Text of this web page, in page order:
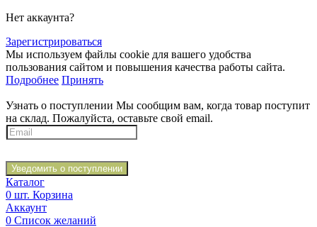
Нет аккаунта?
Зарегистрироваться
Мы используем файлы cookie для вашего удобства
пользования сайтом и повышения качества работы сайта.
Подробнее Принять
Узнать о поступлении Мы сообщим вам, когда товар поступит
на склад. Пожалуйста, оставьте свой email.
Уведомить о поступлении
Каталог
0 шт. Корзина
Аккаунт
0 Список желаний